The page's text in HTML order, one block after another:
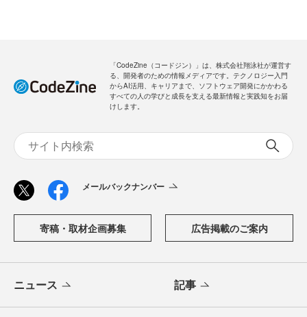
「CodeZine（コードジン）」は、株式会社翔泳社が運営す
る、開発者のための情報メディアです。テクノロジー入門
からAI活用、キャリアまで、ソフトウェア開発にかかわる
すべての人の学びと成長を支える最新情報と実践知をお届
けします。
メールバックナンバー
寄稿・取材企画募集 広告掲載のご案内
ニュース 記事